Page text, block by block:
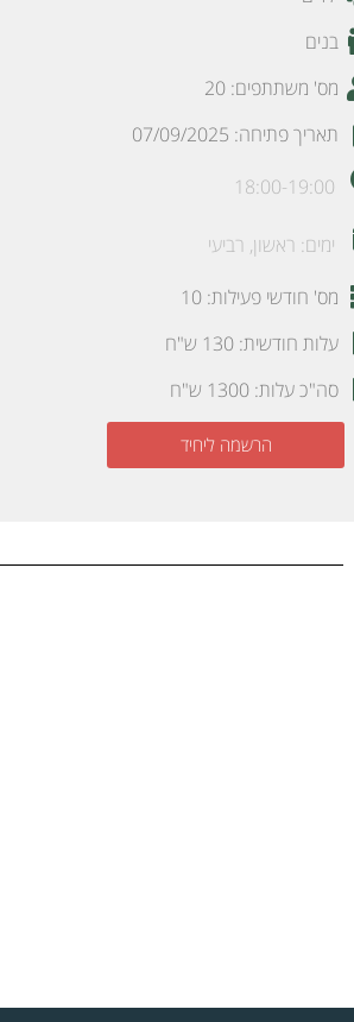
בנים
מס' משתתפים: 20
תאריך פתיחה: 07/09/2025
18:00-19:00
ימים: ראשון, רביעי
מס' חודשי פעילות: 10
עלות חודשית: 130 ש"ח
סה"כ עלות: 1300 ש"ח
הרשמה ליחיד